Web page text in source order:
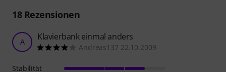
18Rezensionen
A Klavierbank einmal anders
Andreas137 22.10.2009
Stabilität